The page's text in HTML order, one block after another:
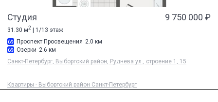
Студия 9 750 000 ₽
31.30 м2 | 1/13 этаж
Проспект Просвещения 2.0 км
Озерки 2.6 км
Санкт-Петербург, Выборгский район, Руднева ул., строение 1, 15
Квартиры - Выборгский район Санкт-Петербург